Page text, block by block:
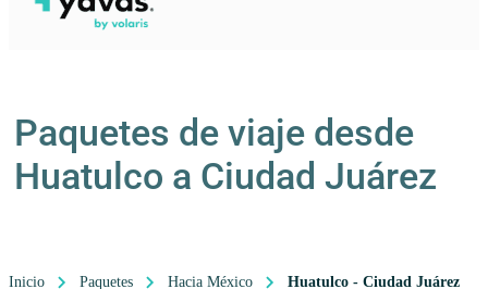
Paquetes de viaje desde
Huatulco a Ciudad Juárez
Inicio Paquetes Hacia México Huatulco - Ciudad Juárez